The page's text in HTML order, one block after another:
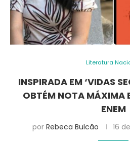
Literatura
INSPIRADA EM ‘VIDAS
OBTÉM NOTA MÁXIMA
ENEM
por Rebeca Bulcão 16